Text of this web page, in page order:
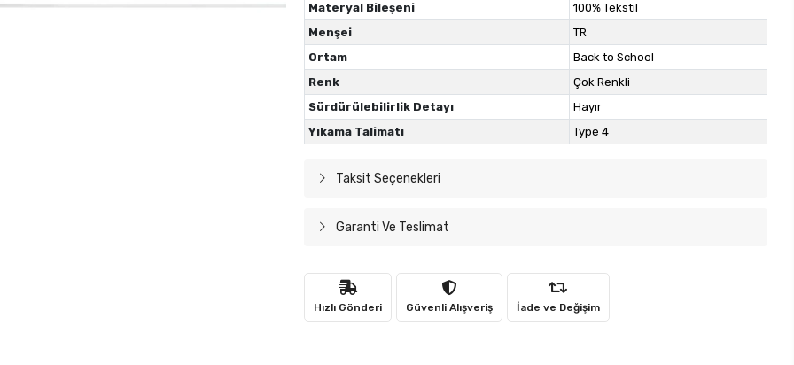
Materyal Bileşeni
100% Tekstil
Menşei
TR
Ortam
Back to School
Renk
Çok Renkli
Sürdürülebilirlik Detayı
Hayır
Yıkama Talimatı
Type 4
Taksit Seçenekleri
Garanti Ve Teslimat
Hızlı Gönderi Güvenli Alışveriş İade ve Değişim